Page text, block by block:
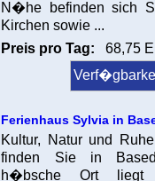
N�he befinden sich
Kirchen sowie ...
Preis pro Tag:
68,75
Ferienhaus Sylvia in
Kultur, Natur und
finden Sie in
h�bsche Ort